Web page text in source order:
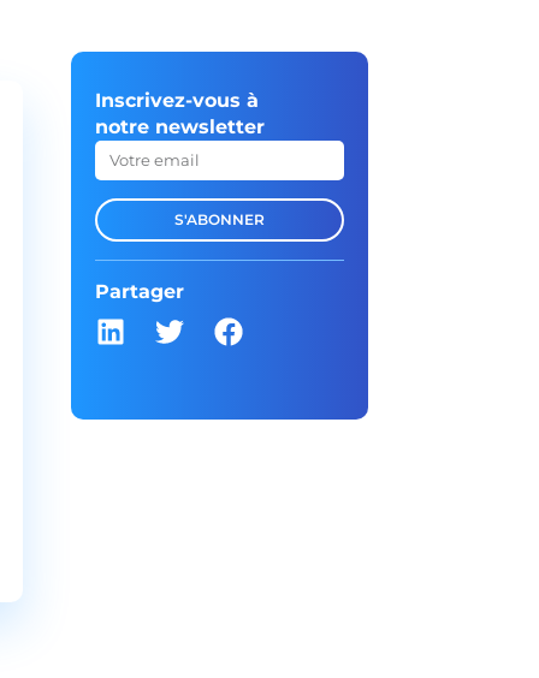
Inscrivez-vous à
notre newsletter
S'ABONNER
Partager